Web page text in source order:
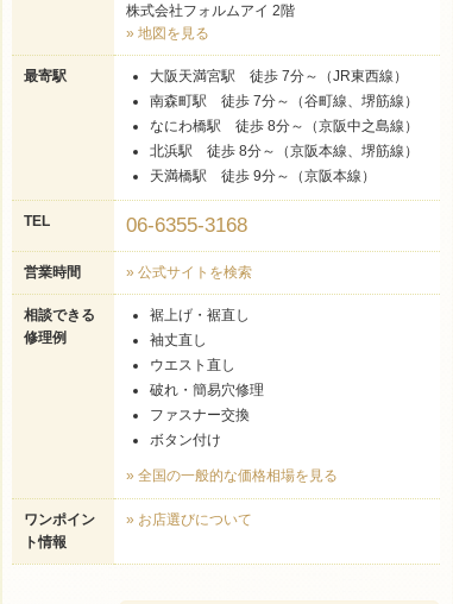
株式会社フォルムアイ 2階
» 地図を見る
最寄駅
大阪天満宮駅 徒歩 7分～（JR東西線）
南森町駅 徒歩 7分～（谷町線、堺筋線）
なにわ橋駅 徒歩 8分～（京阪中之島線）
北浜駅 徒歩 8分～（京阪本線、堺筋線）
天満橋駅 徒歩 9分～（京阪本線）
TEL 06-6355-3168
営業時間 » 公式サイトを検索
相談できる
修理例
裾上げ・裾直し
袖丈直し
ウエスト直し
破れ・簡易穴修理
ファスナー交換
ボタン付け
» 全国の一般的な価格相場を見る
ワンポイン
ト情報
» お店選びについて